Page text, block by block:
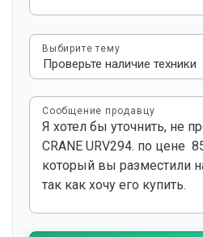
Выбирите тему
Сообщение продавцу